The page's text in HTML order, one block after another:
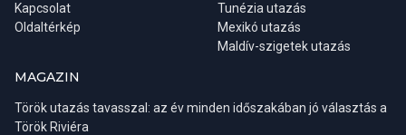
Kapcsolat
Oldaltérkép
Tunézia utazás
Mexikó utazás
Maldív-szigetek utazás
MAGAZIN
Török utazás tavasszal: az év minden időszakában jó választás a
Török Riviéra